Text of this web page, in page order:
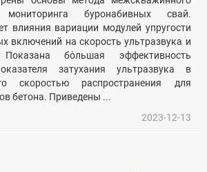
мониторинга буронабивных свай.
влияния вариации модулей упругости
включений на скорость ультразвука и
бόльшая эффективность
затухания ультразвука в
скоростью распространения для
бетона. Приведены ...
2023-12-13